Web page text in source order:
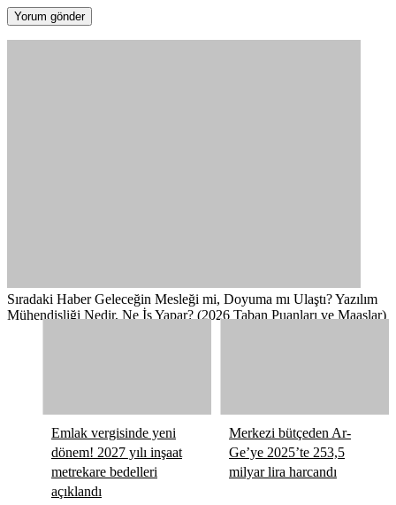
Sıradaki Haber Geleceğin Mesleği mi, Doyuma mı Ulaştı? Yazılım
Mühendisliği Nedir, Ne İş Yapar? (2026 Taban Puanları ve Maaşlar)
Emlak vergisinde yeni
dönem! 2027 yılı inşaat
metrekare bedelleri
açıklandı
Merkezi bütçeden Ar-
Ge’ye 2025’te 253,5
milyar lira harcandı